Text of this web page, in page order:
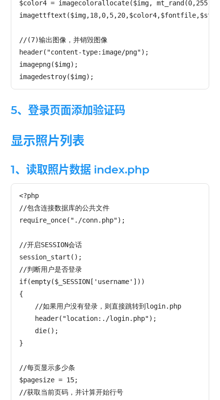
$color4 = imagecolorallocate($img,
//(7)输出图像，并销毁图像
header("content-type:image/png");
imagepng($img);
5、登录页面添加验证码
显示照片列表
1、读取照片数据 index.php
<?php
//包含连接数据库的公共文件
require_once("./conn.php");
//开启SESSION会话
session_start();
//判断用户是否登录
if(empty($_SESSION['username']))
{
    //如果用户没有登录，则直接跳转到login.php
    header("location:./login.php");
    die();
}
//每页显示多少条
$pagesize = 15;
//获取当前页码，并计算开始行号